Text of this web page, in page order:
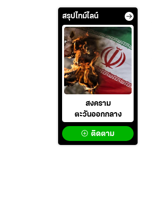
สรุปไทม์ไลน์
สงคราม
ตะวันออกกลาง
ติดตาม